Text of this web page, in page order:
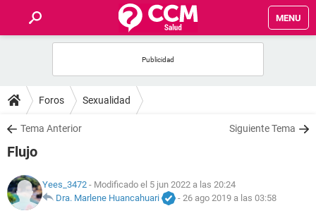
MENU
FOROS
SALUD
FAMILIA
NUTRICIÓN
Foros Sexualidad
Tema Anterior Siguiente Tema
Flujo
Yees_3472 - Modificado el 5 jun 2022 a las 20:24
Dra. Marlene Huancahuari
- 26 ago 2019 a las 03:58